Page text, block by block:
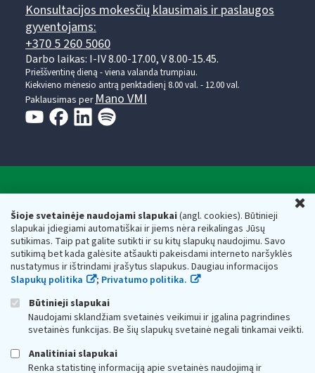
Šioje svetainėje naudojami slapukai(angl. cookies). Būtinieji
slapukai įdiegiami automatiškai ir jiems nėra reikalingas Jūsų
sutikimas. Taip pat galite sutikti ir su kitų slapukų naudojimu. Savo
sutikimą bet kada galėsite atšaukti pakeisdami interneto naršyklės
nustatymus ir ištrindami įrašytus slapukus. Daugiau informacijos
Slapukų politika
; Privatumo politika.
Būtinieji slapukai
Naudojami sklandžiam svetainės veikimui ir įgalina pagrindines
svetainės funkcijas. Be šių slapukų svetainė negali tinkamai veikti.
Analitiniai slapukai
Renka statistinę informaciją apie svetainės naudojimą ir
Konsultacijos mokesčių klausimais ir paslaugos
gyventojams:
+370 5 260 5060
Darbo laikas: I-IV 8.00-17.00, V 8.00-15.45.
Prieššventinę dieną - viena valanda trumpiau.
Kiekvieno mėnesio antrą penktadienį 8.00 val. - 12.00 val.
Paklausimas per Mano VMI
Respublikos finansų ministerijos
Biudžetinė įstaiga. Juridinio asmens kodas — 188659752,
adresas: Vasario 16-osios g. 14, 01107 Vilnius, Lietuva, el.paštas:
vmi@vmi.lt, E. pristatymo dėžutės adresas 188659752
Duomenys apie Valstybinę mokesčių inspekciją prie Lietuvos
Respublikos finansų ministerijos kaupiami ir saugomi Juridinių